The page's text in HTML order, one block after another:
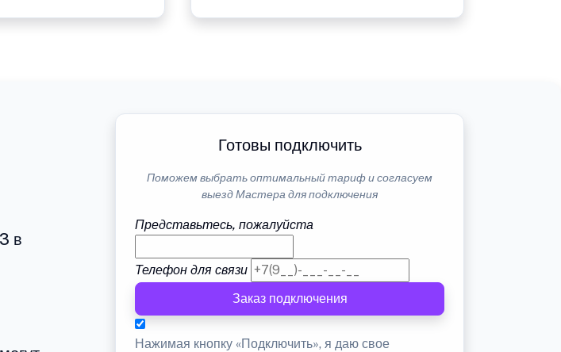
в
Готовы подключить
Поможем выбрать оптимальный тариф и согласуем
выезд Мастера для подключения
Представьтесь, пожалуйста
Телефон для связи
Заказ подключения
Нажимая кнопку «Подключить», я даю свое